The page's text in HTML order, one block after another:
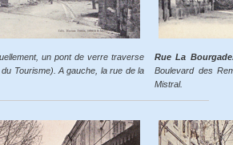
un pont de verre traverse
Tourisme). A gauche, la rue de la
Rue La
Boulevard des
Mistral.